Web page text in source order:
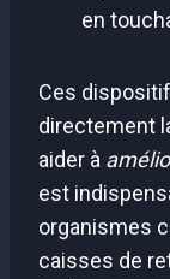
en
Ces
directement
aider à
est
organismes
caisses de